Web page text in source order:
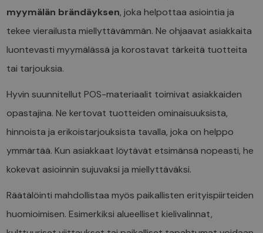
myymälän brändäyksen, joka helpottaa asiointia ja
tekee vierailusta miellyttävämmän. Ne ohjaavat asiakkaita
luontevasti myymälässä ja korostavat tärkeitä tuotteita
tai tarjouksia.
Hyvin suunnitellut POS-materiaalit toimivat asiakkaiden
opastajina. Ne kertovat tuotteiden ominaisuuksista,
hinnoista ja erikoistarjouksista tavalla, joka on helppo
ymmärtää. Kun asiakkaat löytävät etsimänsä nopeasti, he
kokevat asioinnin sujuvaksi ja miellyttäväksi.
Räätälöinti mahdollistaa myös paikallisten erityispiirteiden
huomioimisen. Esimerkiksi alueelliset kielivalinnat,